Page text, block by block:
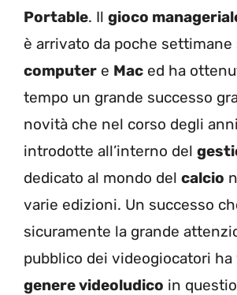
Portable. Il gioco
è arrivato da poche settimane
computer e Mac ed ha
tempo un grande successo
novità che nel corso degli
introdotte all’interno del
dedicato al mondo del calcio
varie edizioni. Un successo
sicuramente la grande
pubblico dei videogiocatori ha
genere videoludico in